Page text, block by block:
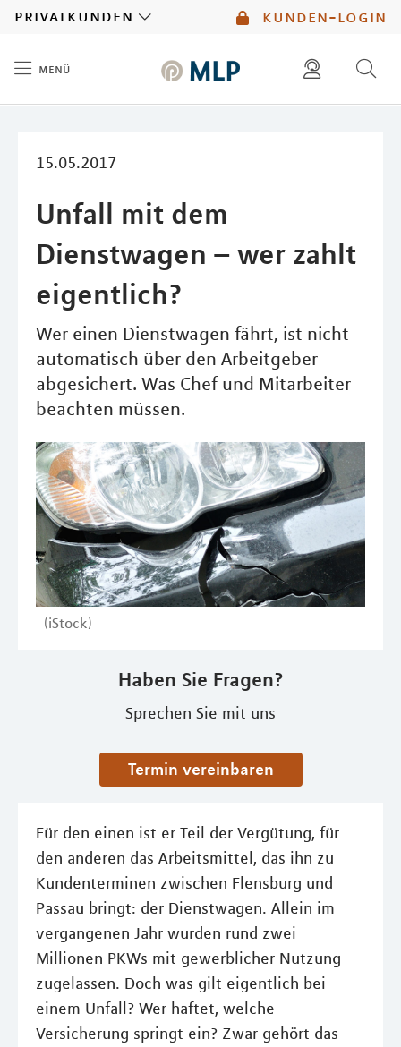
kunden-login
privatkunden
menü
15.05.2017
Unfall mit dem
Dienstwagen – wer zahlt
eigentlich?
Wer einen Dienstwagen fährt, ist nicht
automatisch über den Arbeitgeber
abgesichert. Was Chef und Mitarbeiter
beachten müssen.
(iStock)
Haben Sie Fragen?
Sprechen Sie mit uns
Termin vereinbaren
Für den einen ist er Teil der Vergütung, für
den anderen das Arbeitsmittel, das ihn zu
Kundenterminen zwischen Flensburg und
Passau bringt: der Dienstwagen. Allein im
vergangenen Jahr wurden rund zwei
Millionen PKWs mit gewerblicher Nutzung
zugelassen. Doch was gilt eigentlich bei
einem Unfall? Wer haftet, welche
Versicherung springt ein? Zwar gehört das